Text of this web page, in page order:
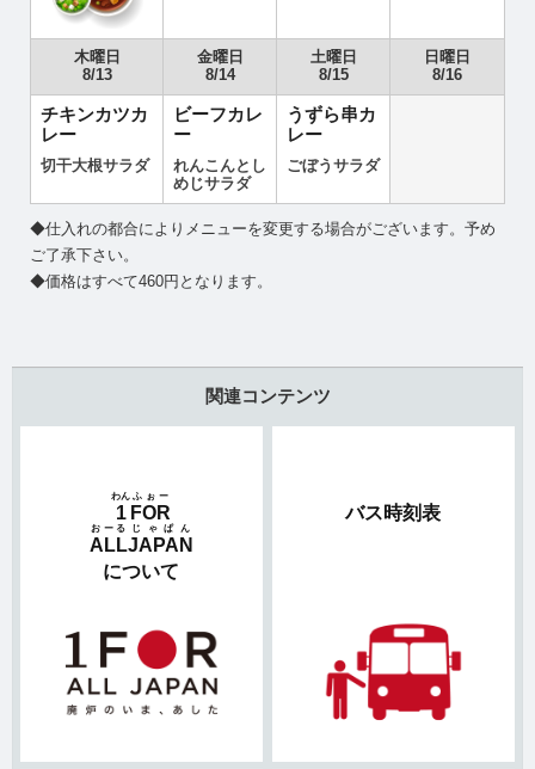
木曜日
8/13
金曜日
8/14
土曜日
8/15
日曜日
8/16
チキンカツカ
レー
切干大根サラダ
ビーフカレ
ー
れんこんとし
めじサラダ
うずら串カ
レー
ごぼうサラダ
◆仕入れの都合によりメニューを変更する場合がございます。予め
ご了承下さい。
◆価格はすべて460円となります。
関連コンテンツ
1
わん
FOR
ふぉー
ALL
おーる
JAPAN
じゃぱん
について
バス時刻表